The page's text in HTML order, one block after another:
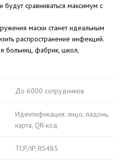
сравниваться максимум с
маски станет идеальным
распространение инфекций.
больниц, фабрик, школ,
До 6000 сотрудников
Идентификация: лицо, ладонь,
карта, QR-код
TCP/IP, RS485